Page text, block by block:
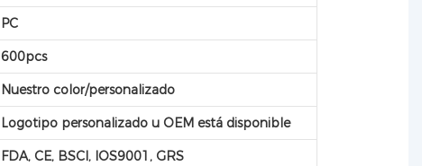
PC
600pcs
Nuestro color/personalizado
Logotipo personalizado u OEM está disponible
FDA, CE, BSCI, IOS9001, GRS